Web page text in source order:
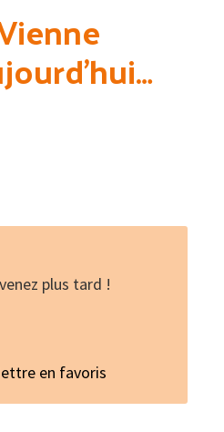
plus tard !
en favoris